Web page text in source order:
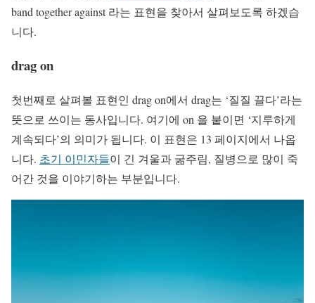
band together against 라는 표현을 찾아서 살펴보도록 하겠습
니다.
drag on
첫번째로 살펴볼 표현인 drag on에서 drag는 ‘질질 끌다’라는
뜻으로 쓰이는 동사입니다. 여기에 on 을 붙이면 ‘지루하게
계속되다’의 의미가 됩니다. 이 표현은 13 페이지에서 나옵
니다. 초기 이민자들이 긴 겨울과 굶주림, 질병으로 많이 죽
어간 것을 이야기하는 부분입니다.